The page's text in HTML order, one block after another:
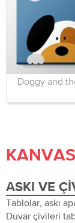
Doggy and
ASKI VE
Tablolar, askı
Duvar çivileri